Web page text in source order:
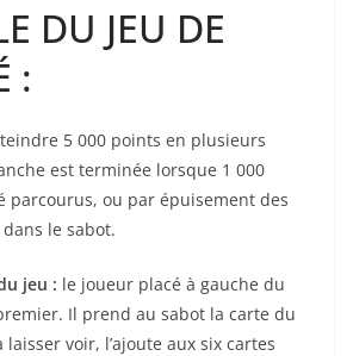
DU JEU DE
:
5 000 points en plusieurs
est terminée lorsque 1 000
parcourus, ou par épuisement des
le sabot.
jeu : le joueur placé à gauche du
Il prend au sabot la carte du
laisser voir, l’ajoute aux six cartes